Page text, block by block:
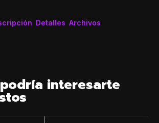
Detalles Archivos
interesarte